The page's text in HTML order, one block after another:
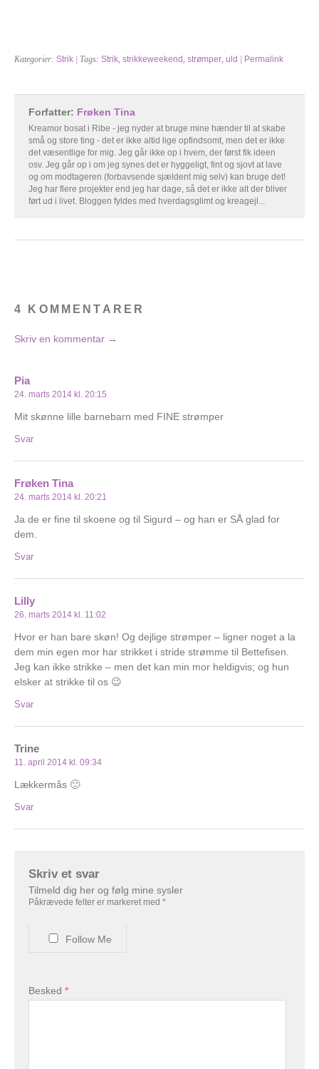
Kategorier: Strik | Tags: Strik strikkeweekend strømper uld | Permalink
Forfatter: Frøken Tina
Kreamor bosat i Ribe - jeg nyder at bruge mine hænder til at skabe
små og store ting - det er ikke altid lige opfindsomt, men det er ikke
det væsentlige for mig. Jeg går ikke op i hvem, der først fik ideen
osv. Jeg går op i om jeg synes det er hyggeligt, fint og sjovt at lave
og om modtageren (forbavsende sjældent mig selv) kan bruge det!
Jeg har flere projekter end jeg har dage, så det er ikke alt der bliver
ført ud i livet. Bloggen fyldes med hverdagsglimt og kreagejl...
4 KOMMENTARER
Skriv en kommentar →
Pia
24. marts 2014 kl. 20:15
Mit skønne lille barnebarn med FINE strømper
Svar
Frøken Tina
24. marts 2014 kl. 20:21
Ja de er fine til skoene og til Sigurd – og han er SÅ glad for
dem.
Svar
Lilly
26. marts 2014 kl. 11:02
Hvor er han bare skøn! Og dejlige strømper – ligner noget a la
dem min egen mor har strikket i stride strømme til Bettefisen.
Jeg kan ikke strikke – men det kan min mor heldigvis; og hun
elsker at strikke til os 😉
Svar
Trine
11. april 2014 kl. 09:34
Lækkermås 🙂
Svar
Skriv et svar
Tilmeld dig her og følg mine sysler
Påkrævede felter er markeret med *
Follow Me
Besked *